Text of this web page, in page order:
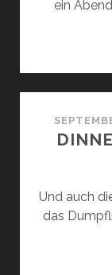
ein
Und auch
das